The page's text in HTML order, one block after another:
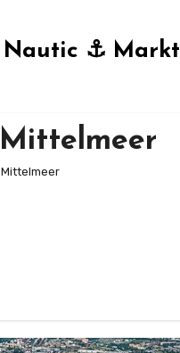
Nautic ⚓ Markt
Mittelmeer
Mittelmeer